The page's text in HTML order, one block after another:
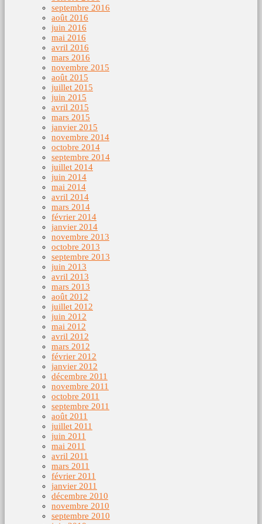
septembre 2016
août 2016
juin 2016
mai 2016
avril 2016
mars 2016
novembre 2015
août 2015
juillet 2015
juin 2015
avril 2015
mars 2015
janvier 2015
novembre 2014
octobre 2014
septembre 2014
juillet 2014
juin 2014
mai 2014
avril 2014
mars 2014
février 2014
janvier 2014
novembre 2013
octobre 2013
septembre 2013
juin 2013
avril 2013
mars 2013
août 2012
juillet 2012
juin 2012
mai 2012
avril 2012
mars 2012
février 2012
janvier 2012
décembre 2011
novembre 2011
octobre 2011
septembre 2011
août 2011
juillet 2011
juin 2011
mai 2011
avril 2011
mars 2011
février 2011
janvier 2011
décembre 2010
novembre 2010
septembre 2010